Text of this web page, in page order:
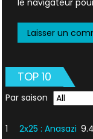
le navigateur
TOP 10
Par saison
1 2x25 : Anasazi